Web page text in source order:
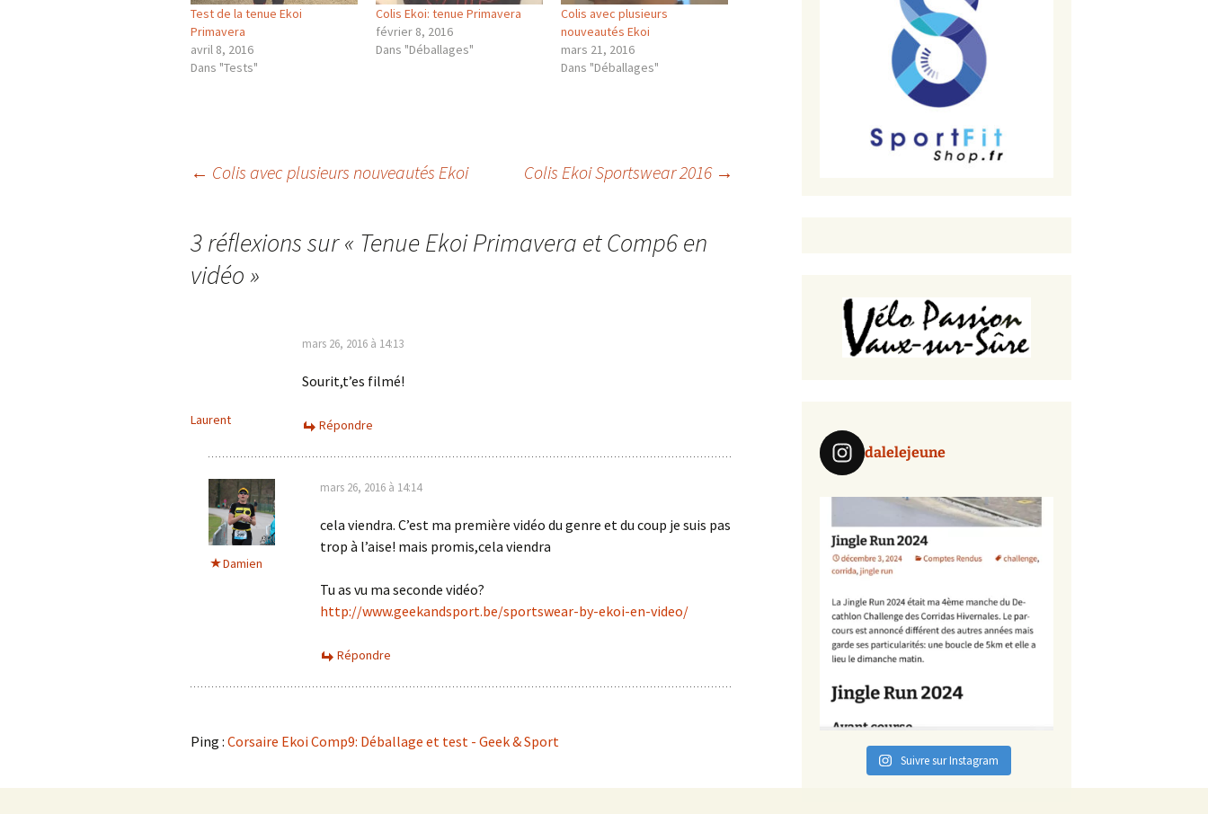
Test de la tenue Ekoi
Primavera
avril 8, 2016
Dans "Tests"
Colis Ekoi: tenue Primavera
février 8, 2016
Dans "Déballages"
Colis avec plusieurs
nouveautés Ekoi
mars 21, 2016
Dans "Déballages"
Navigation
← Colis avec plusieurs nouveautés Ekoi Colis Ekoi Sportswear 2016 →
3 réflexions sur « Tenue Ekoi Primavera et Comp6 en
vidéo»
Laurent
mars 26, 2016 à 14:13
Sourit,t’es filmé!
Répondre
Damien
mars 26, 2016 à 14:14
cela viendra. C’est ma première vidéo du genre et du coup je suis pas
trop à l’aise! mais promis,cela viendra
Tu as vu ma seconde vidéo?
http://www.geekandsport.be/sportswear-by-ekoi-en-video/
Répondre
Ping : Corsaire Ekoi Comp9: Déballage et test - Geek & Sport
dalelejeune
Suivre sur Instagram